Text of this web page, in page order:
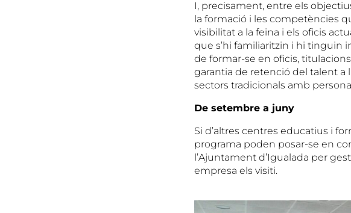
I, precisament, entre els
la formació i les competències
visibilitat a la feina i els oficis
que s’hi familiaritzin i hi tinguin
de formar-se en oficis,
garantia de retenció del talent a
sectors tradicionals amb
De setembre a juny
Si d’altres centres educatius i
programa poden posar-se en
l’Ajuntament d’Igualada per
empresa els visiti.